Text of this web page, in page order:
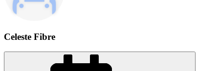
Celeste Fibre